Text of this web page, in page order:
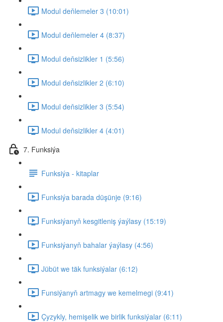
Modul deňlemeler 3 (10:01)
Modul deňlemeler 4 (8:37)
Modul deňsizlikler 1 (5:56)
Modul deňsizlikler 2 (6:10)
Modul deňsizlikler 3 (5:54)
Modul deňsizlikler 4 (4:01)
7. Funksiýa
Funksiýa - kitaplar
Funksiýa barada düşünje (9:16)
Funksiýanyň kesgitleniş ýaýlasy (15:19)
Funksiýanyň bahalar ýaýlasy (4:56)
Jübüt we täk funksiýalar (6:12)
Funsiýanyň artmagy we kemelmegi (9:41)
Çyzykly, hemişelik we birlik funksiýalar (6:11)